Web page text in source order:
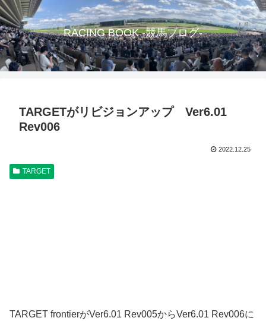
RACING BOOK -競馬ブログ-
TARGETがリビジョンアップ Ver6.01
Rev006
2022.12.25
TARGET
TARGET frontierがVer6.01 Rev005からVer6.01 Rev006に